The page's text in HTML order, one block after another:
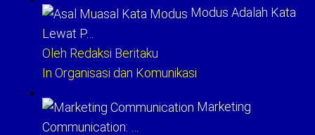
Modus Adalah Kata
Lewat P…
Oleh Redaksi Beritaku
In Organisasi dan Komunikasi
Marketing
Communication: …